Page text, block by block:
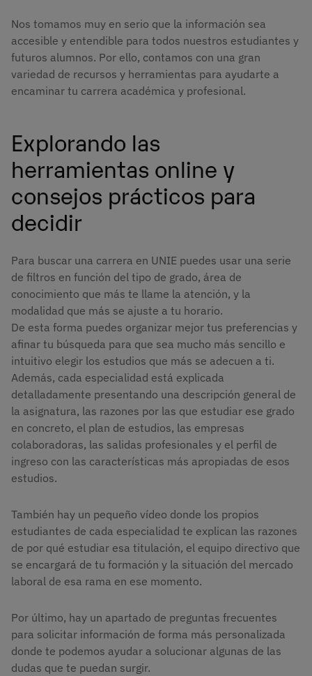
Nos tomamos muy en serio que la información sea
accesible y entendible para todos nuestros estudiantes y
futuros alumnos. Por ello, contamos con una gran
variedad de recursos y herramientas para ayudarte a
encaminar tu carrera académica y profesional.
Explorando las
herramientas online y
consejos prácticos para
decidir
Para buscar una carrera en UNIE puedes usar una serie
de filtros en función del tipo de grado, área de
conocimiento que más te llame la atención, y la
modalidad que más se ajuste a tu horario.
De esta forma puedes organizar mejor tus preferencias y
afinar tu búsqueda para que sea mucho más sencillo e
intuitivo elegir los estudios que más se adecuen a ti.
Además, cada especialidad está explicada
detalladamente presentando una descripción general de
la asignatura, las razones por las que estudiar ese grado
en concreto, el plan de estudios, las empresas
colaboradoras, las salidas profesionales y el perfil de
ingreso con las características más apropiadas de esos
estudios.
También hay un pequeño vídeo donde los propios
estudiantes de cada especialidad te explican las razones
de por qué estudiar esa titulación, el equipo directivo que
se encargará de tu formación y la situación del mercado
laboral de esa rama en ese momento.
Por último, hay un apartado de preguntas frecuentes
para solicitar información de forma más personalizada
donde te podemos ayudar a solucionar algunas de las
dudas que te puedan surgir.